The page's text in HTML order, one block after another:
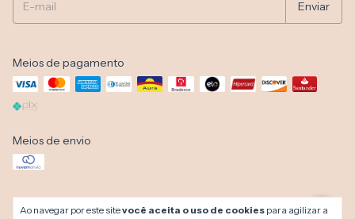
Ao navegar por este sitevocê aceita o uso de cookies para agilizar a
Meios de pagamento
Meios de envio